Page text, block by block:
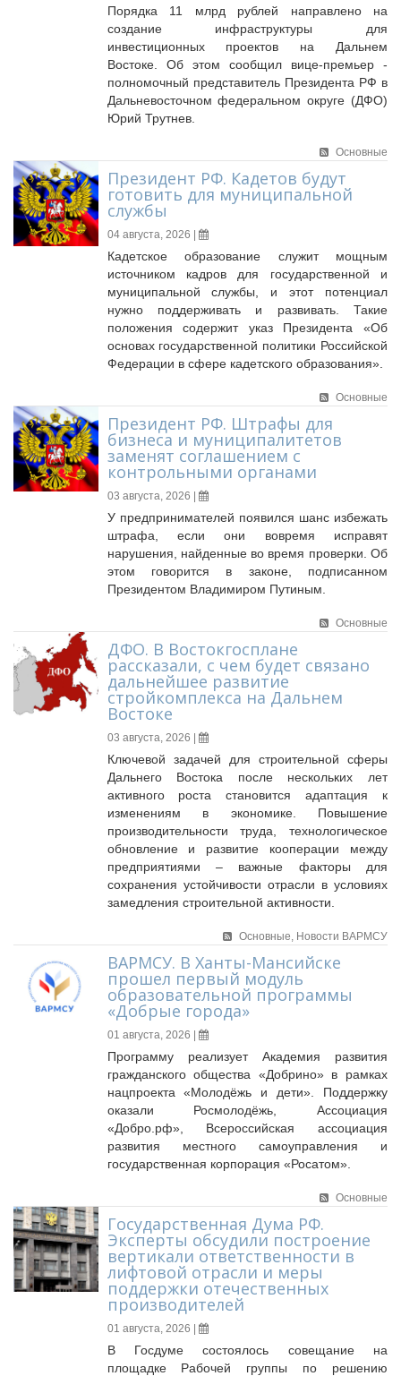
Порядка 11 млрд рублей направлено на
создание инфраструктуры для
инвестиционных проектов на Дальнем
Востоке. Об этом сообщил вице-премьер -
полномочный представитель Президента РФ в
Дальневосточном федеральном округе (ДФО)
Юрий Трутнев.
Основные
Президент РФ. Кадетов будут
готовить для муниципальной
службы
04 августа, 2026 |
Кадетское образование служит мощным
источником кадров для государственной и
муниципальной службы, и этот потенциал
нужно поддерживать и развивать. Такие
положения содержит указ Президента «Об
основах государственной политики Российской
Федерации в сфере кадетского образования».
Основные
Президент РФ. Штрафы для
бизнеса и муниципалитетов
заменят соглашением с
контрольными органами
03 августа, 2026 |
У предпринимателей появился шанс избежать
штрафа, если они вовремя исправят
нарушения, найденные во время проверки. Об
этом говорится в законе, подписанном
Президентом Владимиром Путиным.
Основные
ДФО. В Востокгосплане
рассказали, с чем будет связано
дальнейшее развитие
стройкомплекса на Дальнем
Востоке
03 августа, 2026 |
Ключевой задачей для строительной сферы
Дальнего Востока после нескольких лет
активного роста становится адаптация к
изменениям в экономике. Повышение
производительности труда, технологическое
обновление и развитие кооперации между
предприятиями – важные факторы для
сохранения устойчивости отрасли в условиях
замедления строительной активности.
Основные, Новости ВАРМСУ
ВАРМСУ. В Ханты-Мансийске
прошел первый модуль
образовательной программы
«Добрые города»
01 августа, 2026 |
Программу реализует Академия развития
гражданского общества «Добрино» в рамках
нацпроекта «Молодёжь и дети». Поддержку
оказали Росмолодёжь, Ассоциация
«Добро.рф», Всероссийская ассоциация
развития местного самоуправления и
государственная корпорация «Росатом».
Основные
Государственная Дума РФ.
Эксперты обсудили построение
вертикали ответственности в
лифтовой отрасли и меры
поддержки отечественных
производителей
01 августа, 2026 |
В Госдуме состоялось совещание на
площадке Рабочей группы по решению